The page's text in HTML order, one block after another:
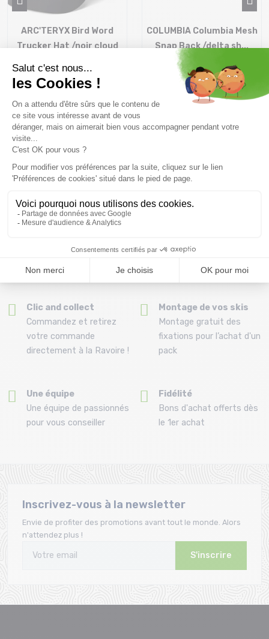
Taille en stock
S-M
ARC'TERYX Bird Word
Trucker Hat /noir cloud
49,9 €
Taille en stock
T.U
COLUMBIA Columbia Mesh
Snap Back /delta sh...
29,99 €
Livraison offerte dès
(Voir les produits non
72 59 69
30 jours
dès 150€ par carte
Clic and collect
Commandez et retirez
votre commande
directement à la Ravoire !
Montage de vos skis
Montage gratuit des
fixations pour l’achat d'un
pack
Une équipe
Une équipe de passionnés
pour vous conseiller
Fidélité
Bons d'achat offerts dès
le 1er achat
Inscrivez-vous à la newsletter
Envie de profiter des promotions avant tout le monde. Alors
n'attendez plus !
S'inscrire